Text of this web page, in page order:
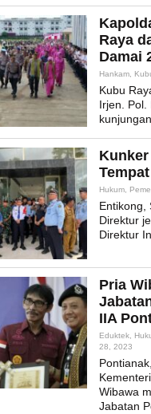
Raya
Damai
Hankam,
Kubu
Irjen. Pol.
Hukum,
Entikong,
Direktur
Direktur
Pria
IIA
Eduktek,
28, 2023
Wibawa
Jabatan